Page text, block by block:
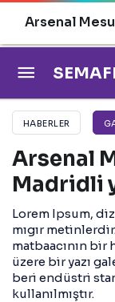
HABERLER
Arsenal
Madridli
Lorem Ipsum,
mıgır
matbaacının
üzere bir yazı
beri endüstri
kullanılmıştır.
Arsenal
dolduracak